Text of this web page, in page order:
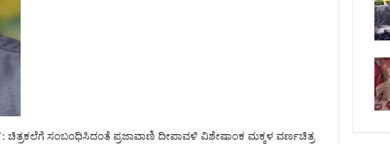
: ಚಿತ್ರಕಲೆಗೆ ಸಂಬಂಧಿಸಿದಂತೆ ಪ್ರಜಾವಾಣಿ ದೀಪಾವಳಿ ವಿಶೇಷಾಂಕ ಮಕ್ಕಳ ವರ್ಣಚಿತ್ರ